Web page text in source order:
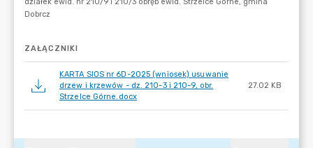
ZAŁĄCZNIKI
KARTA SIOS nr 6D-2025 (wniosek) usuwanie
drzew i krzewów - dz. 210-3 i 210-9, obr.
Strzelce Górne.docx
27.02 KB